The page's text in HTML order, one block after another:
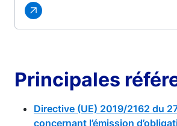
Principales
Directive (UE) 2019/2162 du
concernant l’émission